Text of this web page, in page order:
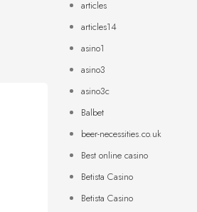
articles
articles14
asino1
asino3
asino3c
Balbet
beer-necessities.co.uk
Best online casino
Betista Casino
Betista Casino